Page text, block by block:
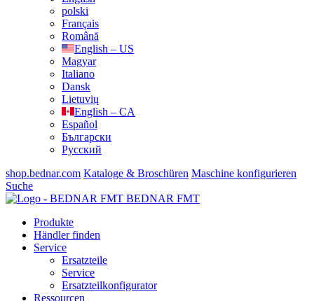
polski
Français
Română
English – US
Magyar
Italiano
Dansk
Lietuvių
English – CA
Español
Български
Русский
shop.bednar.com Kataloge & Broschüren Maschine konfigurieren
Suche
BEDNAR FMT
Produkte
Händler finden
Service
Ersatzteile
Service
Ersatzteilkonfigurator
Ressourcen